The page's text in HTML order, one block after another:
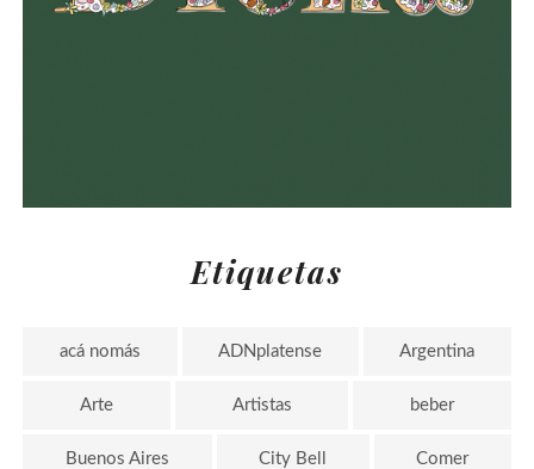
Etiquetas
acá nomás ADNplatense Argentina
Arte Artistas beber
Buenos Aires City Bell Comer